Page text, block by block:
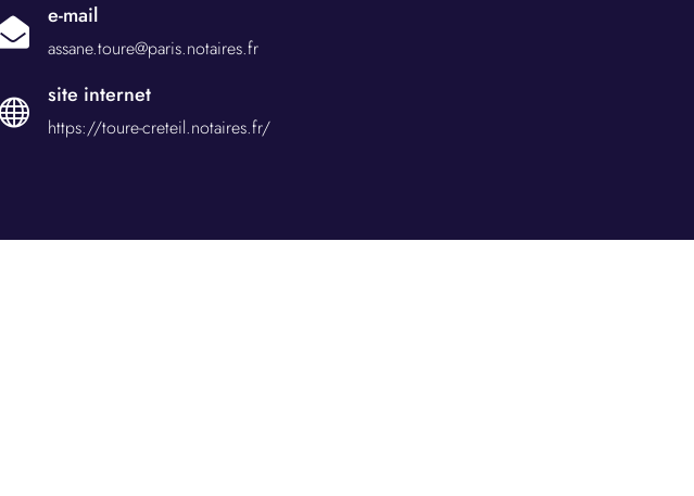
e-mail
assane.toure@paris.notaires.fr

site internet
https://toure-creteil.notaires.fr/